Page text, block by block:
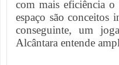
com mais eficiência
espaço são conceitos
conseguinte, um
Alcântara entende